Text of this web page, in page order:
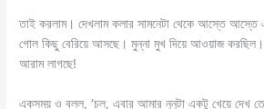
তাই করলাম। দেখলাম কলার সামনেটা থেকে আস্তে আস্তে
গোল কিছু বেরিয়ে আসছে। মুন্না মুখ দিয়ে আওয়াজ
আরাম লাগছে!
একসময় ও বলল, ‘চল, এবার আমার নুনুটা একটু খেয়ে দেখ